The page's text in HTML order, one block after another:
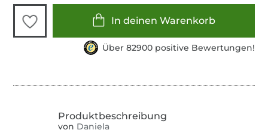
In deinen Warenkorb
Über 82900 positive Bewertungen!
von Daniela